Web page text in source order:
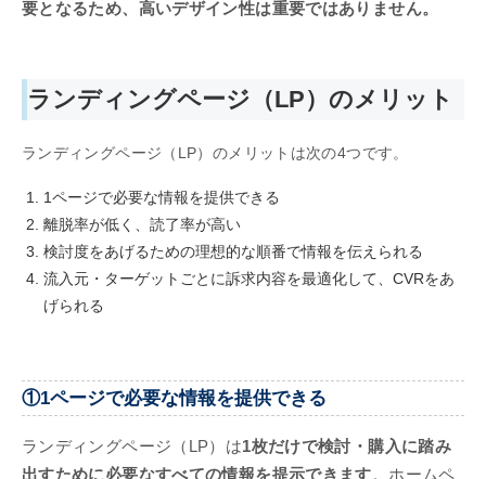
要となるため、高いデザイン性は重要ではありません。
ランディングページ（LP）のメリット
ランディングページ（LP）のメリットは次の4つです。
1ページで必要な情報を提供できる
離脱率が低く、読了率が高い
検討度をあげるための理想的な順番で情報を伝えられる
流入元・ターゲットごとに訴求内容を最適化して、CVRをあ
げられる
①1ページで必要な情報を提供できる
ランディングページ（LP）は1枚だけで検討・購入に踏み
出すために必要なすべての情報を提示できます。ホームペ